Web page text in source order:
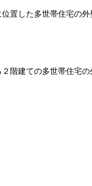
置した多世帯住宅の外
階建ての多世帯住宅